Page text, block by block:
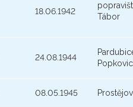
18.06.1942
Tábor
24.08.1944
08.05.1945 Prostějov